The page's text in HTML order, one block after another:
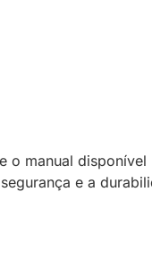
o manual
e a